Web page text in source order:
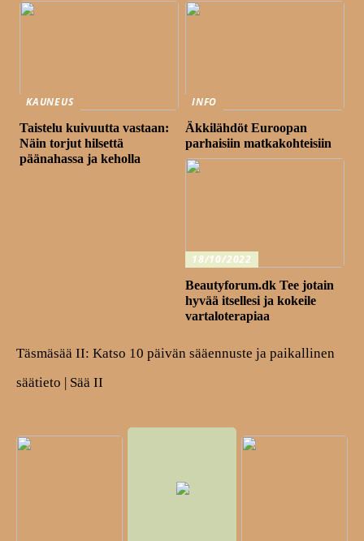
KAUNEUS
Taistelu kuivuutta vastaan:
Näin torjut hilsettä
päänahassa ja keholla
INFO
Äkkilähdöt Euroopan
parhaisiin matkakohteisiin
18/10/2022
Beautyforum.dk Tee jotain
hyvää itsellesi ja kokeile
vartaloterapiaa
Täsmäsää II: Katso 10 päivän sääennuste ja paikallinen
säätieto | Sää II